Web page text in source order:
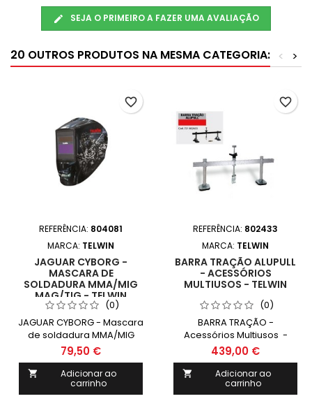
SEJA O PRIMEIRO A FAZER UMA AVALIAÇÃO
20 OUTROS PRODUTOS NA MESMA CATEGORIA: >
<
REFERÊNCIA: 804081
MARCA: TELWIN
JAGUAR CYBORG -
MASCARA DE
SOLDADURA MMA/MIG
MAG/TIG - TELWIN
(0)
JAGUAR CYBORG - Mascara
de soldadura MMA/MIG
MAG/TIG - TELWIN
79,50 €

Adicionar ao
carrinho
favorite_border
REFERÊNCIA: 802433
MARCA: TELWIN
BARRA TRAÇÃO ALUPULL
- ACESSÓRIOS
MULTIUSOS - TELWIN
(0)
BARRA TRAÇÃO -
Acessórios Multiusos -
TELWIN
439,00 €

Adicionar ao
carrinho
favorite_border